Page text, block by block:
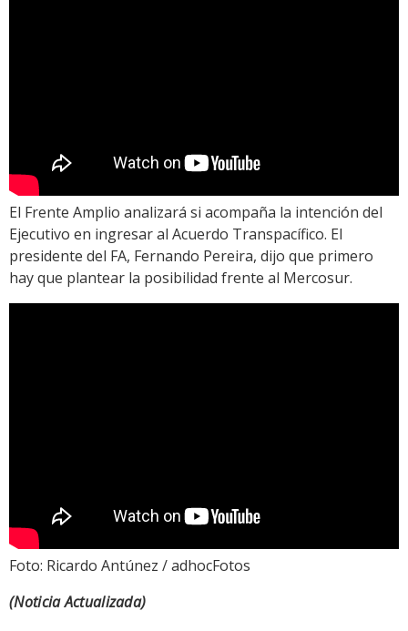
El Frente Amplio analizará si acompaña la intención del
Ejecutivo en ingresar al Acuerdo Transpacífico. El
presidente del FA, Fernando Pereira, dijo que primero
hay que plantear la posibilidad frente al Mercosur.
Foto: Ricardo Antúnez / adhocFotos
(Noticia Actualizada)